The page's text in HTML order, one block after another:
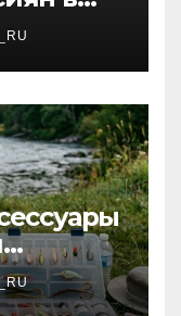
дней
и